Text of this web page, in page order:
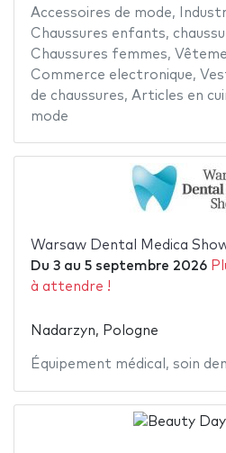
Accessoires de mode,
Chaussures enfants,
Chaussures femmes,
Commerce electronique,
de chaussures, Articles en
mode
Warsaw Dental Medica
Du 3au 5 septembre 2026
à attendre !
Nadarzyn, Pologne
Équipement médical , soin